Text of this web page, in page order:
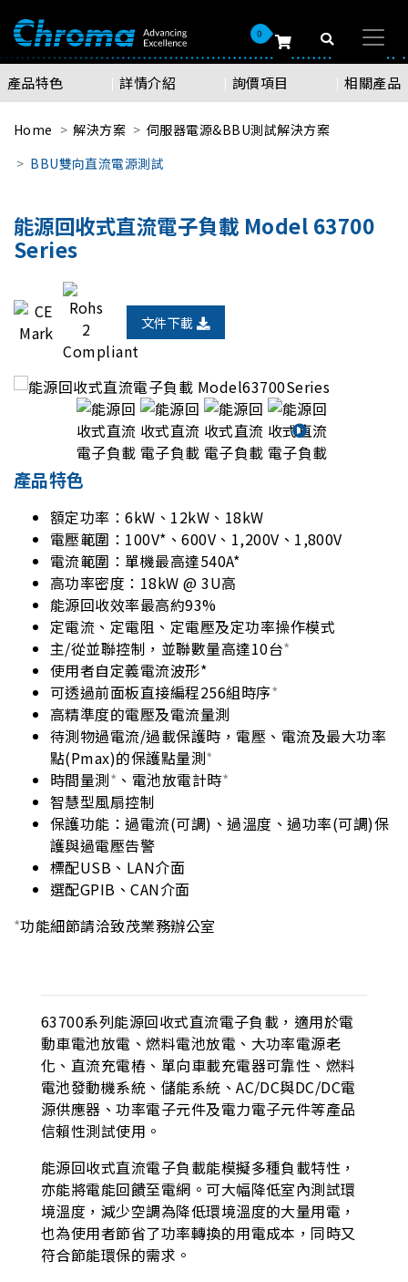
0
產品特色 詳情介紹 詢價項目 相關產品
Home 解決方案
伺服器電源&BBU測試解決方案
BBU雙向直流電源測試
能源回收式直流電子負載 Model 63700
Series
文件下載
產品特色
額定功率：6kW、12kW、18kW
電壓範圍：100V*、600V、1,200V、1,800V
電流範圍：單機最高達540A*
高功率密度：18kW @ 3U高
能源回收效率最高約93%
定電流、定電阻、定電壓及定功率操作模式
主/從並聯控制，並聯數量高達10台*
使用者自定義電流波形*
可透過前面板直接編程256組時序*
高精準度的電壓及電流量測
待測物過電流/過載保護時，電壓、電流及最大功率
點(Pmax)的保護點量測*
時間量測* 、電池放電計時*
智慧型風扇控制
保護功能：過電流(可調)、過溫度、過功率(可調)保
護與過電壓告警
標配USB、LAN介面
選配GPIB、CAN介面
*功能細節請洽致茂業務辦公室
63700系列能源回收式直流電子負載，適用於電
動車電池放電、燃料電池放電、大功率電源老
化、直流充電樁、單向車載充電器可靠性、燃料
電池發動機系統、儲能系統、AC/DC與DC/DC電
源供應器、功率電子元件及電力電子元件等產品
信賴性測試使用。
能源回收式直流電子負載能模擬多種負載特性，
亦能將電能回饋至電網。可大幅降低室內測試環
境溫度，減少空調為降低環境溫度的大量用電，
也為使用者節省了功率轉換的用電成本，同時又
符合節能環保的需求。